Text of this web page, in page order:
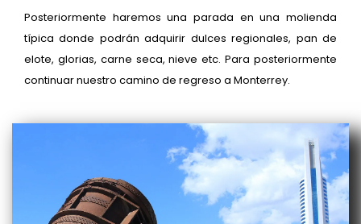
Posteriormente haremos una parada en una molienda
típica donde podrán adquirir dulces regionales, pan de
elote, glorias, carne seca, nieve etc. Para posteriormente
continuar nuestro camino de regreso a Monterrey.